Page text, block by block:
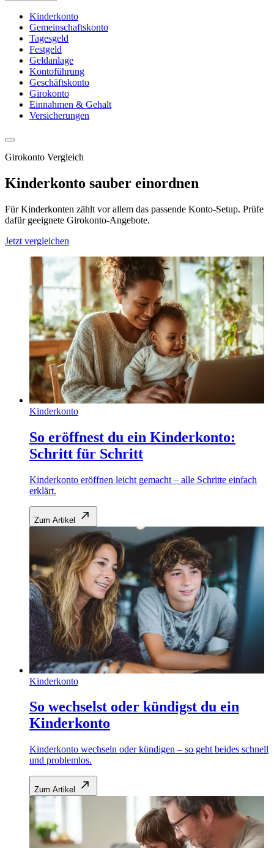
Kinderkonto
Gemeinschaftskonto
Tagesgeld
Festgeld
Geldanlage
Kontoführung
Geschäftskonto
Girokonto
Einnahmen & Gehalt
Versicherungen
Girokonto Vergleich
Kinderkonto sauber einordnen
Für Kinderkonten zählt vor allem das passende Konto-Setup. Prüfe
dafür geeignete Girokonto-Angebote.
Jetzt vergleichen
Kinderkonto
So eröffnest du ein Kinderkonto:
Schritt für Schritt
Kinderkonto eröffnen leicht gemacht – alle Schritte einfach
erklärt.
Zum Artikel
Kinderkonto
So wechselst oder kündigst du ein
Kinderkonto
Kinderkonto wechseln oder kündigen – so geht beides schnell
und problemlos.
Zum Artikel